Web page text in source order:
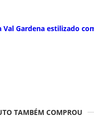
Gardena estilizado
TAMBÉM COMPROU